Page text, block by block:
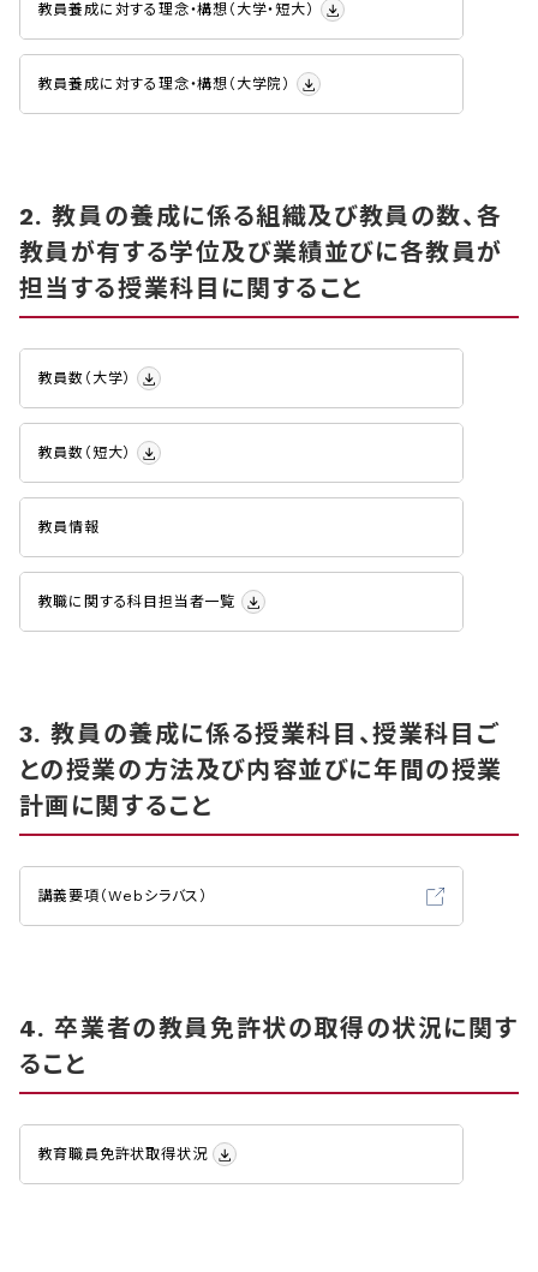
教員養成に対する理念・構想（大学・短大）
教員養成に対する理念・構想（大学院）
2. 教員の養成に係る組織及び教員の数、各
教員が有する学位及び業績並びに各教員が
担当する授業科目に関すること
教員数（大学）
教員数（短大）
教員情報
教職に関する科目担当者一覧
3. 教員の養成に係る授業科目、授業科目ご
との授業の方法及び内容並びに年間の授業
計画に関すること
講義要項（Webシラバス）
4. 卒業者の教員免許状の取得の状況に関す
ること
教育職員免許状取得状況